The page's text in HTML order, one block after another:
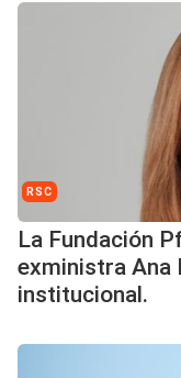
RSC
La Fundación
exministra Ana
institucional.